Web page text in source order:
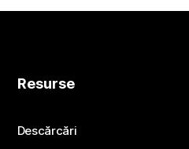
Resurse
Descărcări